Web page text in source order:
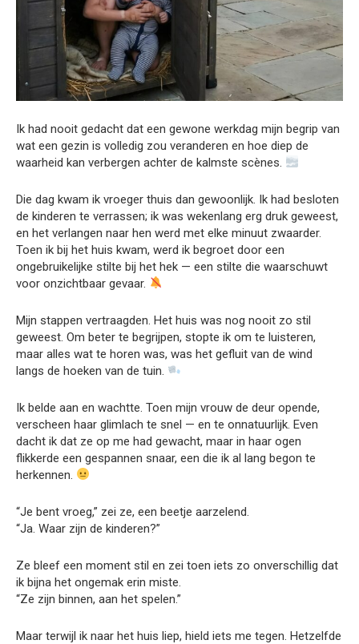
Ik had nooit gedacht dat een gewone werkdag mijn begrip van
wat een gezin is volledig zou veranderen en hoe diep de
waarheid kan verbergen achter de kalmste scènes.
Die dag kwam ik vroeger thuis dan gewoonlijk. Ik had besloten
de kinderen te verrassen; ik was wekenlang erg druk geweest,
en het verlangen naar hen werd met elke minuut zwaarder.
Toen ik bij het huis kwam, werd ik begroet door een
ongebruikelijke stilte bij het hek — een stilte die waarschuwt
voor onzichtbaar gevaar.
Mijn stappen vertraagden. Het huis was nog nooit zo stil
geweest. Om beter te begrijpen, stopte ik om te luisteren,
maar alles wat te horen was, was het gefluit van de wind
langs de hoeken van de tuin.
Ik belde aan en wachtte. Toen mijn vrouw de deur opende,
verscheen haar glimlach te snel — en te onnatuurlijk. Even
dacht ik dat ze op me had gewacht, maar in haar ogen
flikkerde een gespannen snaar, een die ik al lang begon te
herkennen.
“Je bent vroeg,” zei ze, een beetje aarzelend.
“Ja. Waar zijn de kinderen?”
Ze bleef een moment stil en zei toen iets zo onverschillig dat
ik bijna het ongemak erin miste.
“Ze zijn binnen, aan het spelen.”
Maar terwijl ik naar het huis liep, hield iets me tegen. Hetzelfde